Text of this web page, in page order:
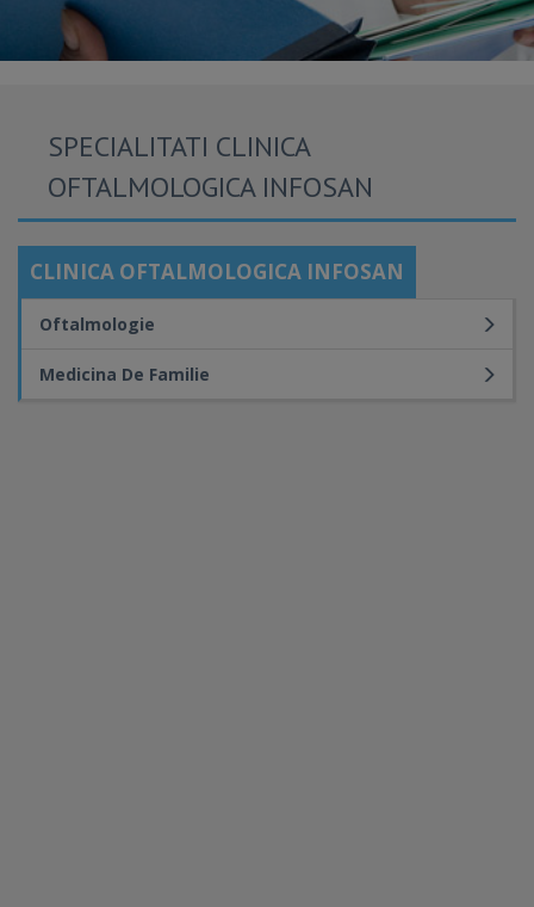
SPECIALITATI CLINICA
OFTALMOLOGICA INFOSAN
CLINICA OFTALMOLOGICA INFOSAN
Oftalmologie
Medicina De Familie